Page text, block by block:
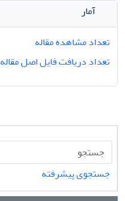
آمار
تعداد مشاهده مقاله
تعداد دریافت فایل اصل مقاله
جستجوی پیشرفته